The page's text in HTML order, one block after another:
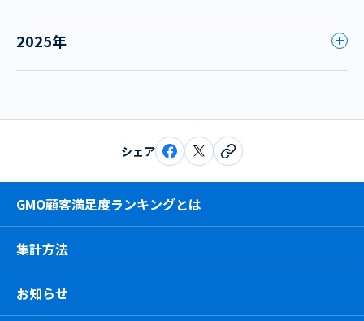
2025年
シェア
GMO顧客満足度ランキングとは
集計方法
お知らせ